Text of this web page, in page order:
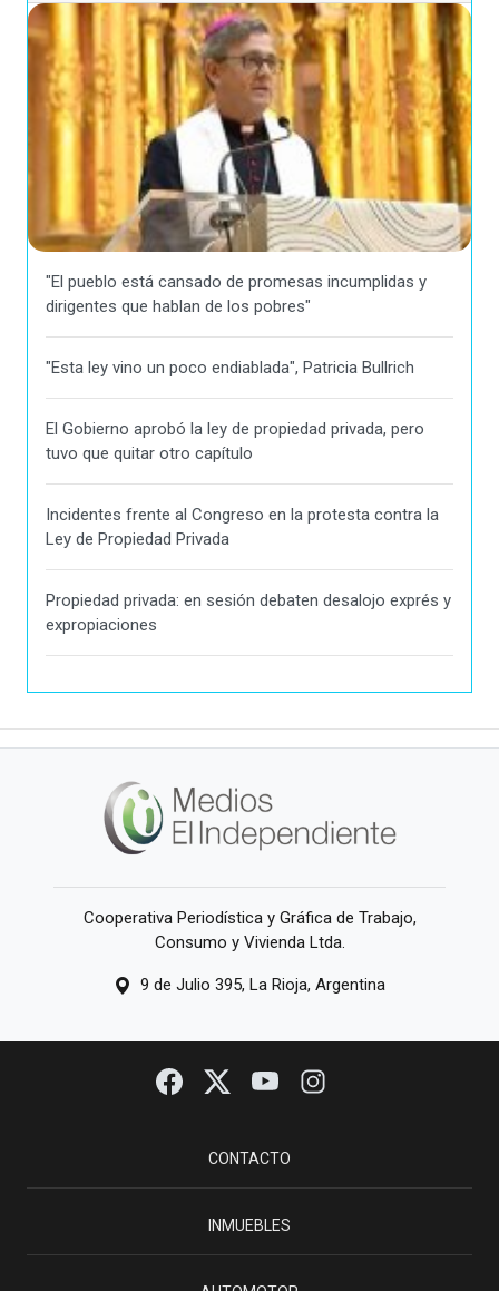
"El pueblo está cansado de promesas incumplidas y
dirigentes que hablan de los pobres"
"Esta ley vino un poco endiablada", Patricia Bullrich
El Gobierno aprobó la ley de propiedad privada, pero
tuvo que quitar otro capítulo
Incidentes frente al Congreso en la protesta contra la
Ley de Propiedad Privada
Propiedad privada: en sesión debaten desalojo exprés y
expropiaciones
Cooperativa Periodística y Gráfica de Trabajo,
Consumo y Vivienda Ltda.
9 de Julio 395, La Rioja, Argentina
CONTACTO
INMUEBLES